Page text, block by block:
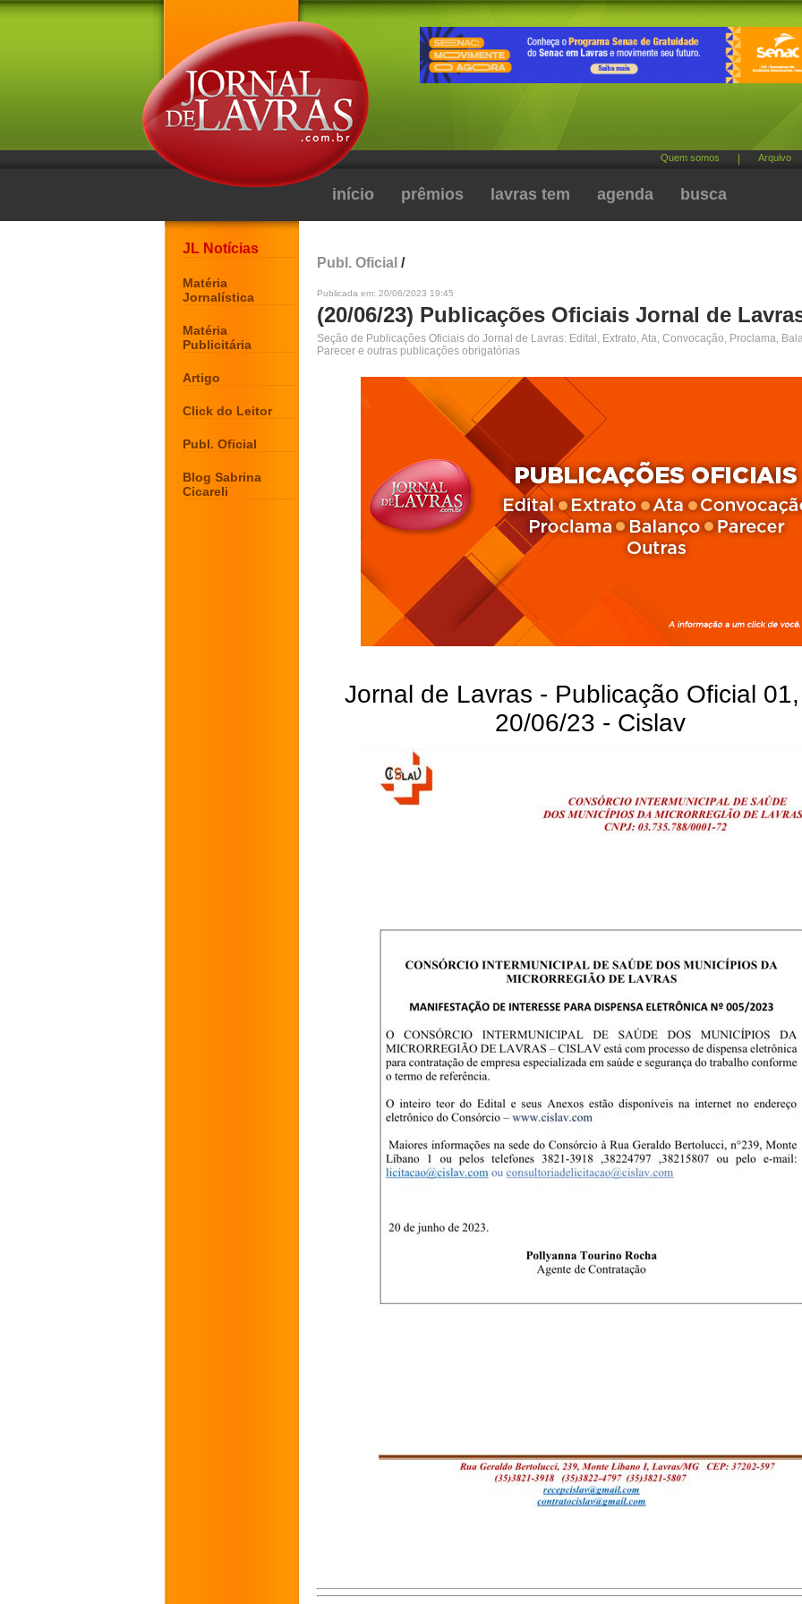
Quem somos Arquivo
início prêmios lavras tem agenda busca
JL Notícias
Matéria
Jornalística
Matéria
Publicitária
Artigo
Click do Leitor
Publ. Oficial
Blog Sabrina
Cicareli
Publ. Oficial /
Publicada em: 20/06/2023 19:45
(20/06/23) Publicações Oficiais Jornal de
Seção de Publicações Oficiais do Jornal de Lavras: Edital, Extrato, Ata, Convocação, Proclama,
Parecer e outras publicações obrigatórias
Jornal de Lavras - Publicação Oficial
20/06/23 - Cislav